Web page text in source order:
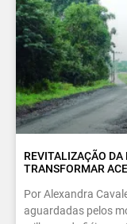
REVITALIZAÇÃO
TRANSFORMAR
Por Alexandra
aguardadas pelos